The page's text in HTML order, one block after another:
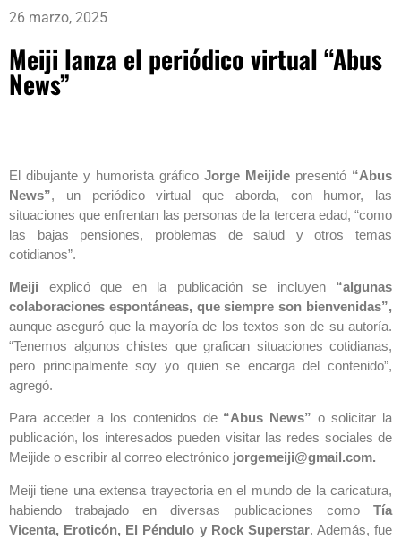
26 marzo, 2025
Meiji lanza el periódico virtual “Abus
News”
El dibujante y humorista gráfico Jorge Meijide presentó “Abus
News”, un periódico virtual que aborda, con humor, las
situaciones que enfrentan las personas de la tercera edad, “como
las bajas pensiones, problemas de salud y otros temas
cotidianos”.
Meiji explicó que en la publicación se incluyen“algunas
colaboraciones espontáneas, que siempre son bienvenidas”,
aunque aseguró que la mayoría de los textos son de su autoría.
“Tenemos algunos chistes que grafican situaciones cotidianas,
pero principalmente soy yo quien se encarga del contenido”,
agregó.
Para acceder a los contenidos de “Abus News” o solicitar la
publicación, los interesados pueden visitar las redes sociales de
Meijide o escribir al correo electrónico jorgemeiji@gmail.com.
Meiji tiene una extensa trayectoria en el mundo de la caricatura,
habiendo trabajado en diversas publicaciones como Tía
Vicenta, Eroticón, El Péndulo y Rock Superstar. Además, fue